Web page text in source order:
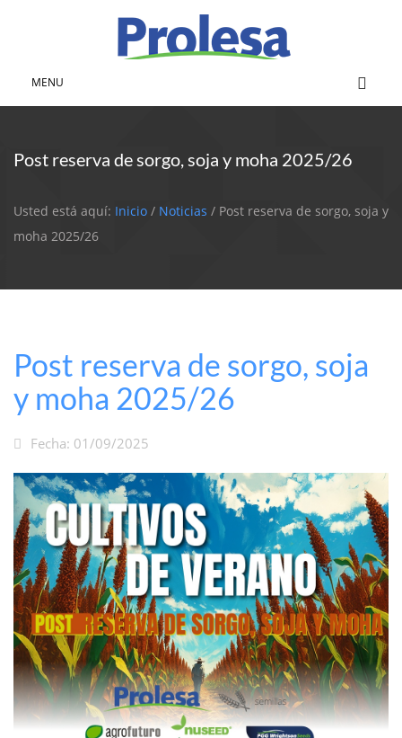
MENU
Post reserva de sorgo, soja y moha 2025/26
Usted está aquí: Inicio / Noticias / Post reserva de sorgo, soja y
moha 2025/26
Post reserva de sorgo, soja
y moha 2025/26
Fecha: 01/09/2025